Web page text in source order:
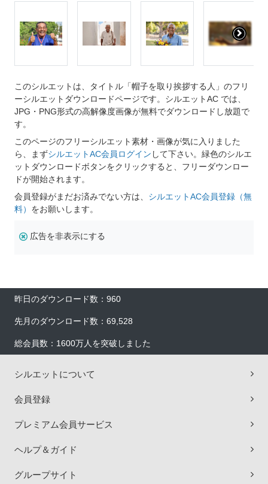
このシルエットは、タイトル「帽子を取り挨拶する人」のフリ
ーシルエットダウンロードページです。シルエットAC では、
JPG・PNG形式の高解像度画像が無料でダウンロードし放題で
す。
このページのフリーシルエット素材・画像が気に入りました
ら、まずシルエットAC会員ログイン して下さい。緑色のシルエ
ットダウンロードボタンをクリックすると、フリーダウンロー
ドが開始されます。
会員登録がまだお済みでない方は、 シルエットAC会員登録（無
料） をお願いします。
広告を非表示にする
昨日のダウンロード数：960
先月のダウンロード数：69,528
総会員数：1600万人を突破しました
シルエットについて
会員登録
プレミアム会員サービス
ヘルプ＆ガイド
グループサイト